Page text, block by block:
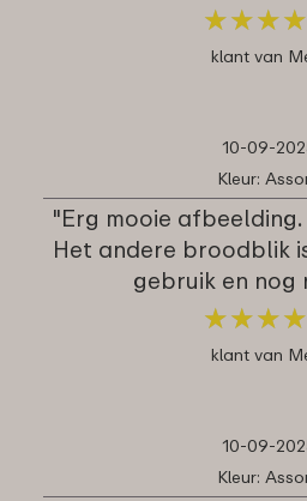
★★★★
★★★★
klant van
10-09-
Kleur:
"Erg mooie
Het andere broodblik
gebruik en nog
★★★★
★★★★
klant van
10-09-
Kleur: